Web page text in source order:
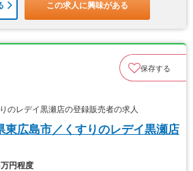
この求人に興味がある
保存する
レデイ黒瀬店の登録販売者の求人
東広島市／くすりのレデイ黒瀬店
万円程度